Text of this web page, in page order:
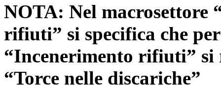
NOTA: Nel macrosettore
rifiuti” si specifica che
“Incenerimento rifiuti”
“Torce nelle discariche”